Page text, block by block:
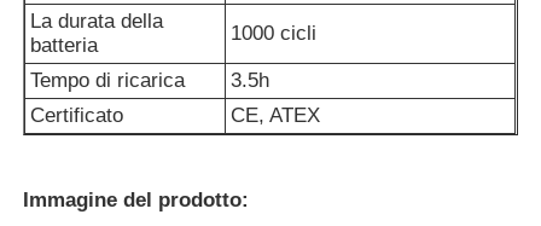
Luce a striscia LED industriale
Porta caricabatterie
La durata della
batteria
1000 cicli
Tempo di ricarica
3.5h
Certificato
CE, ATEX
Immagine del prodotto: